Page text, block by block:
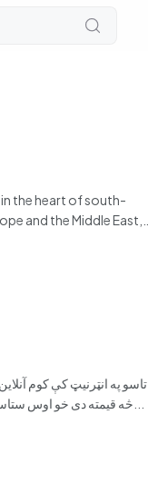
the heart of south-
and the Middle East,
تاسو په انټرنیټ کې کوم